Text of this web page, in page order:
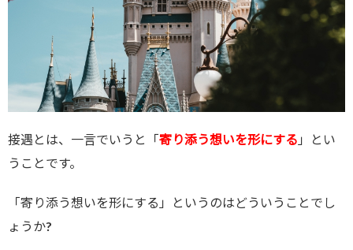
接遇とは、一言でいうと「寄り添う想いを形にする 」とい
うことです。
「寄り添う想いを形にする」というのはどういうことでし
ょうか?